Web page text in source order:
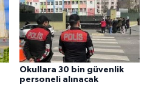
Okullara 30 bin güvenlik
personeli alınacak